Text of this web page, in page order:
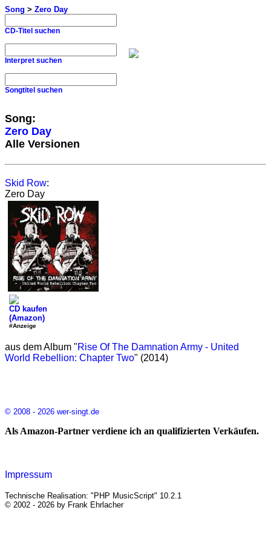
Song > Zero Day
CD-Titel suchen
Interpret suchen
Songtitel suchen
Song:
Zero Day
Alle Versionen
Skid Row:
Zero Day
CD kaufen
(Amazon)
#Anzeige
aus dem Album "Rise Of The Damnation Army - United
World Rebellion: Chapter Two" (2014)
© 2008 - 2026 wer-singt.de
Als Amazon-Partner verdiene ich an qualifizierten Verkäufen.
Impressum
Technische Realisation: "PHP MusicScript" 10.2.1
© 2002 - 2026 by Frank Ehrlacher